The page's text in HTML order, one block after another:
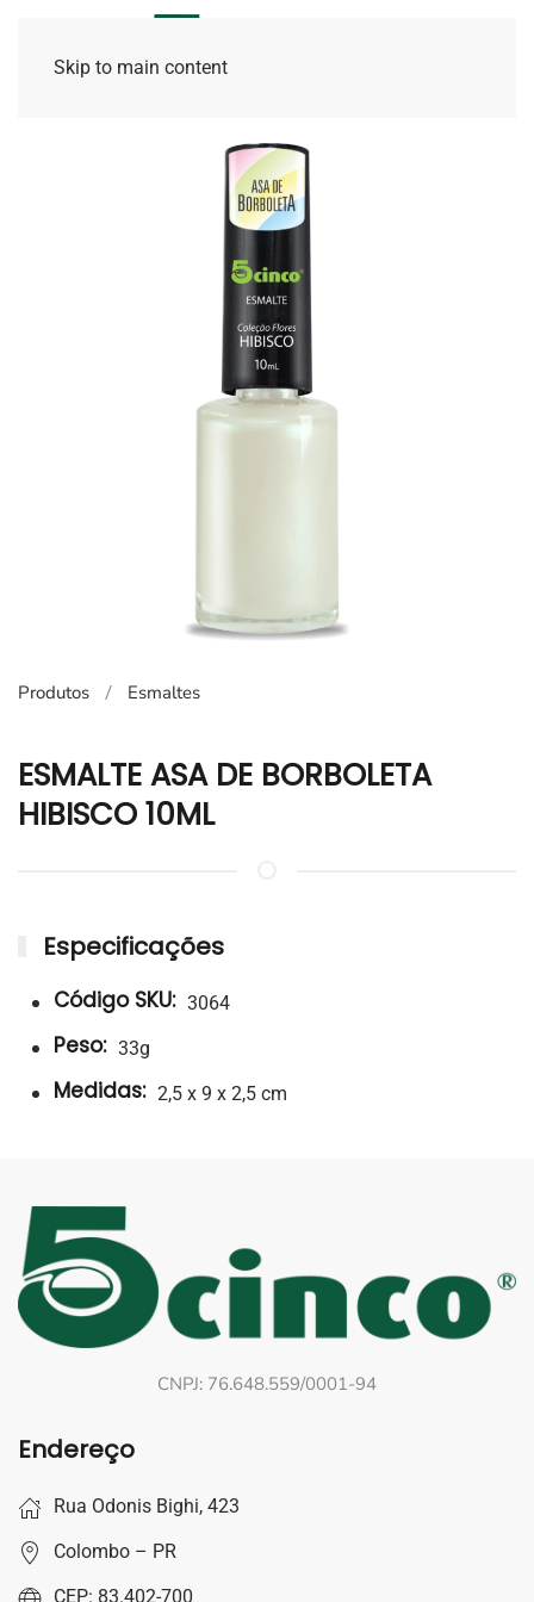
Skip to main content
Produtos Esmaltes
ESMALTE ASA DE BORBOLETA
HIBISCO 10ML
Especificações
Código SKU: 3064
Peso: 33g
Medidas: 2,5 x 9 x 2,5 cm
CNPJ: 76.648.559/0001-94
Endereço
Rua Odonis Bighi, 423
Colombo – PR
CEP: 83.402-700